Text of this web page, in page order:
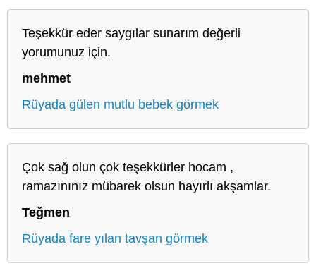
Teşekkür eder saygılar sunarım değerli
yorumunuz için.
mehmet
Rüyada gülen mutlu bebek görmek
Çok sağ olun çok teşekkürler hocam ,
ramazınınız mübarek olsun hayırlı akşamlar.
Teğmen
Rüyada fare yılan tavşan görmek